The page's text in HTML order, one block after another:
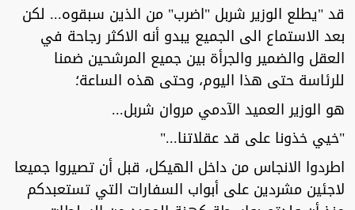
قد "يطلع الوزير شربل "اضرب" من الذين سبقوه... لكن
بعد الاستماع الى الجميع يبدو أنه الاكثر رجاحة في
العقل والضمير والجرأة بين جميع المرشحين ضمنا
للرئاسة حتى هذا اليوم، وحتى هذه الساعة؛
هو الوزير العميد الآدمي مروان شربل...
"خيي خذونا على قد عقلاتنا..."
اطردوا الانجاس من داخل الهيكل، قبل أن تصيروا جميعا
لاجئين مشردين على أبواب السفارات التي تستعبدكم